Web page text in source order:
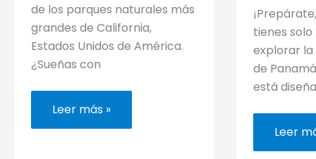
de los parques naturales más
grandes de California,
Estados Unidos de América.
¿Sueñas con
7
que
Leer más »
tienes
explorar la
de
está
24
Leer